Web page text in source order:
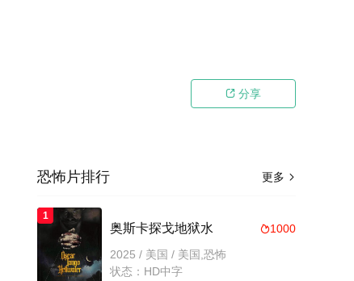
 分享
更多 
恐怖片排行
1
1000
奥斯卡探戈地狱水
2025 / 美国 / 美国,恐怖
状态：HD中字